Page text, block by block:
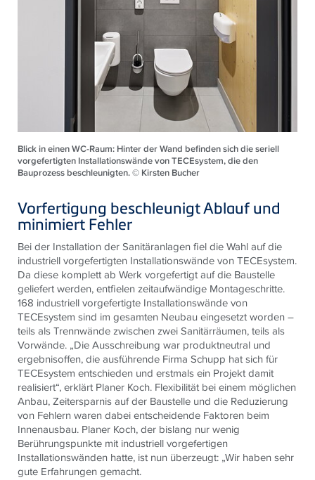
Blick in einen WC-Raum: Hinter der Wand befinden sich die seriell
vorgefertigten Installationswände von TECEsystem, die den
Bauprozess beschleunigten. © Kirsten Bucher
Vorfertigung beschleunigt Ablauf und
minimiert Fehler
Bei der Installation der Sanitäranlagen fiel die Wahl auf die
industriell vorgefertigten Installationswände von TECEsystem.
Da diese komplett ab Werk vorgefertigt auf die Baustelle
geliefert werden, entfielen zeitaufwändige Montageschritte.
168 industriell vorgefertigte Installationswände von
TECEsystem sind im gesamten Neubau eingesetzt worden –
teils als Trennwände zwischen zwei Sanitärräumen, teils als
Vorwände. „Die Ausschreibung war produktneutral und
ergebnisoffen, die ausführende Firma Schupp hat sich für
TECEsystem entschieden und erstmals ein Projekt damit
realisiert“, erklärt Planer Koch. Flexibilität bei einem möglichen
Anbau, Zeitersparnis auf der Baustelle und die Reduzierung
von Fehlern waren dabei entscheidende Faktoren beim
Innenausbau. Planer Koch, der bislang nur wenig
Berührungspunkte mit industriell vorgefertigen
Installationswänden hatte, ist nun überzeugt: „Wir haben sehr
gute Erfahrungen gemacht.